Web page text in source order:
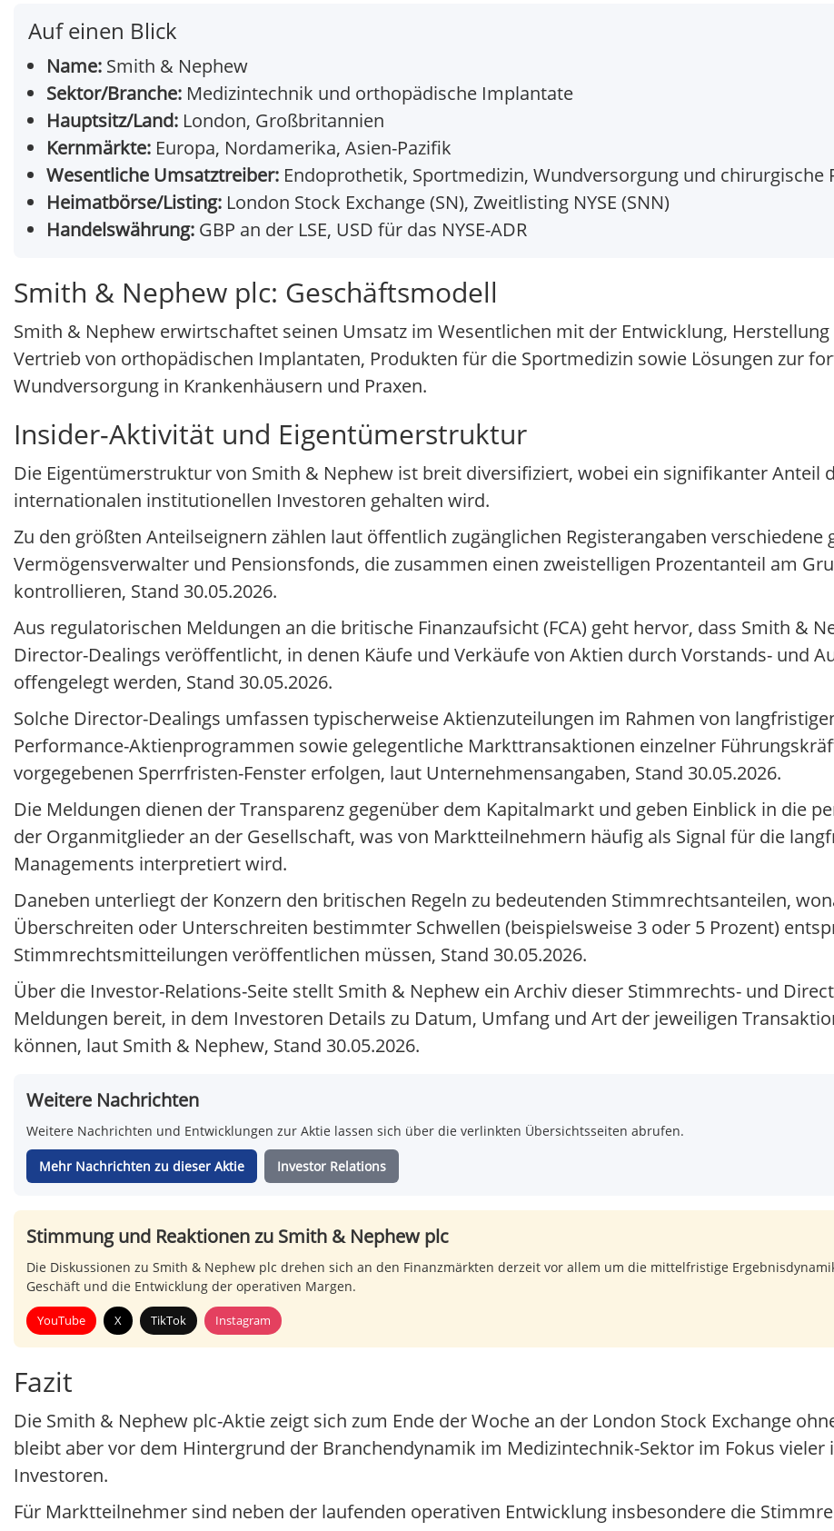
Auf einen Blick
Name: Smith & Nephew
Sektor/Branche: Medizintechnik und orthopädische Implantate
Hauptsitz/Land: London, Großbritannien
Kernmärkte: Europa, Nordamerika, Asien-Pazifik
Wesentliche Umsatztreiber: Endoprothetik, Sportmedizin, Wundversorgung und chirurgische
Heimatbörse/Listing: London Stock Exchange (SN), Zweitlisting NYSE (SNN)
Handelswährung: GBP an der LSE, USD für das NYSE-ADR
Smith & Nephew plc: Geschäftsmodell
Smith & Nephew erwirtschaftet seinen Umsatz im Wesentlichen mit der Entwicklung,
Vertrieb von orthopädischen Implantaten, Produkten für die Sportmedizin sowie Lösungen zur
Wundversorgung in Krankenhäusern und Praxen.
Insider-Aktivität und Eigentümerstruktur
Die Eigentümerstruktur von Smith & Nephew ist breit diversifiziert, wobei ein signifikanter Anteil
internationalen institutionellen Investoren gehalten wird.
Zu den größten Anteilseignern zählen laut öffentlich zugänglichen Registerangaben verschiedene
Vermögensverwalter und Pensionsfonds, die zusammen einen zweistelligen Prozentanteil am
kontrollieren, Stand 30.05.2026.
Aus regulatorischen Meldungen an die britische Finanzaufsicht (FCA) geht hervor, dass Smith &
Director-Dealings veröffentlicht, in denen Käufe und Verkäufe von Aktien durch Vorstands- und
offengelegt werden, Stand 30.05.2026.
Solche Director-Dealings umfassen typischerweise Aktienzuteilungen im Rahmen von
Performance-Aktienprogrammen sowie gelegentliche Markttransaktionen einzelner
vorgegebenen Sperrfristen-Fenster erfolgen, laut Unternehmensangaben, Stand 30.05.2026.
Die Meldungen dienen der Transparenz gegenüber dem Kapitalmarkt und geben Einblick in die
der Organmitglieder an der Gesellschaft, was von Marktteilnehmern häufig als Signal für die
Managements interpretiert wird.
Daneben unterliegt der Konzern den britischen Regeln zu bedeutenden Stimmrechtsanteilen,
Überschreiten oder Unterschreiten bestimmter Schwellen (beispielsweise 3 oder 5 Prozent)
Stimmrechtsmitteilungen veröffentlichen müssen, Stand 30.05.2026.
Über die Investor-Relations-Seite stellt Smith & Nephew ein Archiv dieser Stimmrechts- und
Meldungen bereit, in dem Investoren Details zu Datum, Umfang und Art der jeweiligen
können, laut Smith & Nephew, Stand 30.05.2026.
Weitere Nachrichten
Weitere Nachrichten und Entwicklungen zur Aktie lassen sich über die verlinkten Übersichtsseiten abrufen.
Mehr Nachrichten zu dieser Aktie Investor Relations
Stimmung und Reaktionen zu Smith & Nephew plc
Die Diskussionen zu Smith & Nephew plc drehen sich an den Finanzmärkten derzeit vor allem um die mittelfristige
Geschäft und die Entwicklung der operativen Margen.
YouTube X TikTok Instagram
Fazit
Die Smith & Nephew plc-Aktie zeigt sich zum Ende der Woche an der London Stock Exchange
bleibt aber vor dem Hintergrund der Branchendynamik im Medizintechnik-Sektor im Fokus
Investoren.
Für Marktteilnehmer sind neben der laufenden operativen Entwicklung insbesondere die